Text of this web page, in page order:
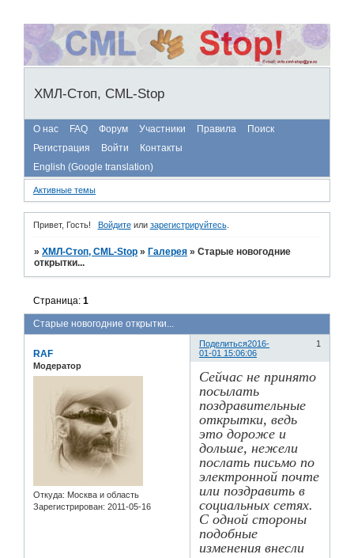
ХМЛ-Стоп, CML-Stop
О нас FAQ Форум Участники Правила
Поиск
Регистрация
Войти
Контакты
English (Google translation)
Активные темы
Привет, Гость! Войдитеили зарегистрируйтесь.
»ХМЛ-Стоп, CML-Stop » Галерея »Старые новогодние
открытки...
Старые новогодние открытки...
Страница:1
Поделиться 1
2016-
01-01 15:06:06
RAF
Модератор
Откуда: Москва и область
Зарегистрирован: 2011-05-16
Сейчас не принято
посылать
поздравительные
открытки, ведь
это дороже и
дольше, нежели
послать письмо по
электронной почте
или поздравить в
социальных сетях.
С одной стороны
подобные
изменения внесли